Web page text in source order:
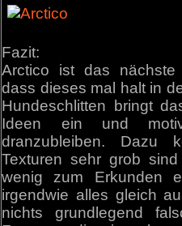
Fazit:
Arctico ist das nächste
dass dieses mal halt in
Hundeschlitten bringt
Ideen ein und
dranzubleiben. Dazu
Texturen sehr grob
wenig zum Erkunden
irgendwie alles gleich
nichts grundlegend